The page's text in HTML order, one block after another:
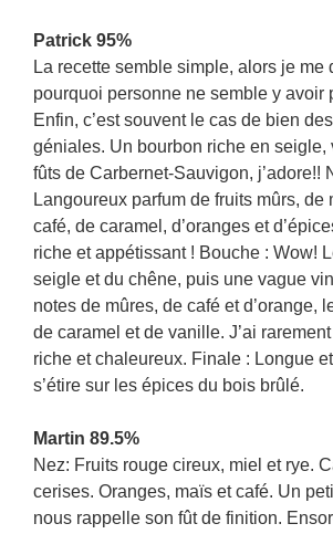
Patrick 95%
La recette semble simple, alors je me
pourquoi personne ne semble y avoir
Enfin, c’est souvent le cas de bien
géniales. Un bourbon riche en seigle,
fûts de Carbernet-Sauvigon, j’adore!!
Langoureux parfum de fruits mûrs, de
café, de caramel, d’oranges et
riche et appétissant ! Bouche : Wow!
seigle et du chêne, puis une vague
notes de mûres, de café et d’orange,
de caramel et de vanille. J’ai
riche et chaleureux. Finale : Longue
s’étire sur les épices du bois brûlé.
Martin 89.5%
Nez: Fruits rouge cireux, miel et rye.
cerises. Oranges, maïs et café. Un
nous rappelle son fût de finition.